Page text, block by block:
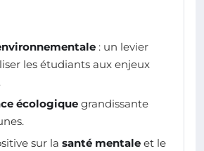
: un levier
les étudiants aux enjeux
écologique grandissante
sur la santé mentale et le